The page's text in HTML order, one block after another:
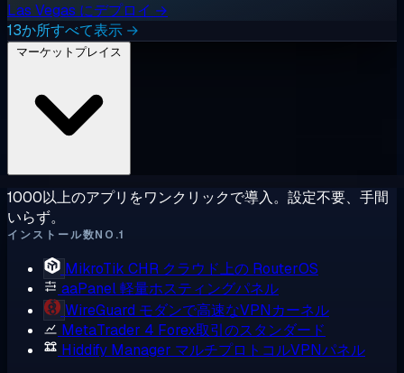
Las Vegas にデプロイ →
13か所すべて表示 →
1000以上のアプリをワンクリックで導入。設定不要、手間
いらず。
インストール数NO.1
MikroTik CHR クラウド上の RouterOS
aaPanel軽量ホスティングパネル
WireGuard モダンで高速なVPNカーネル
MetaTrader 4 Forex取引のスタンダード
Hiddify Manager マルチプロトコルVPNパネル